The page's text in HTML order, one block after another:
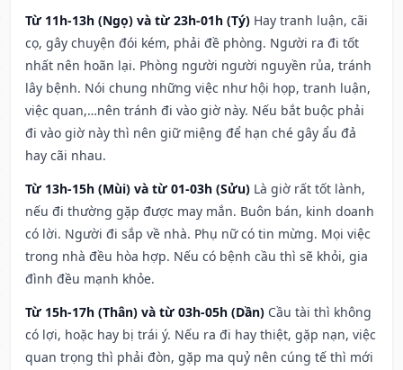
Từ 11h-13h (Ngọ) và từ 23h-01h (Tý) Hay tranh luận, cãi
cọ, gây chuyện đói kém, phải đề phòng. Người ra đi tốt
nhất nên hoãn lại. Phòng người người nguyền rủa, tránh
lây bệnh. Nói chung những việc như hội họp, tranh luận,
việc quan,…nên tránh đi vào giờ này. Nếu bắt buộc phải
đi vào giờ này thì nên giữ miệng để hạn ché gây ẩu đả
hay cãi nhau.
Từ 13h-15h (Mùi) và từ 01-03h (Sửu) Là giờ rất tốt lành,
nếu đi thường gặp được may mắn. Buôn bán, kinh doanh
có lời. Người đi sắp về nhà. Phụ nữ có tin mừng. Mọi việc
trong nhà đều hòa hợp. Nếu có bệnh cầu thì sẽ khỏi, gia
đình đều mạnh khỏe.
Từ 15h-17h (Thân) và từ 03h-05h (Dần) Cầu tài thì không
có lợi, hoặc hay bị trái ý. Nếu ra đi hay thiệt, gặp nạn, việc
quan trọng thì phải đòn, gặp ma quỷ nên cúng tế thì mới